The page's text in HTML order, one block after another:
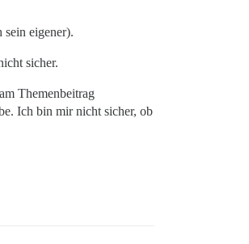
eigener).
sicher.
Themenbeitrag
Ich bin mir nicht sicher, ob